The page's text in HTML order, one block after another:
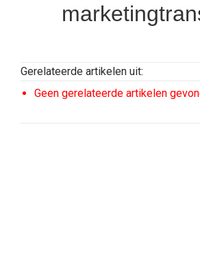
Gerelateerde artikelen uit:
Geen gerelateerde artikelen